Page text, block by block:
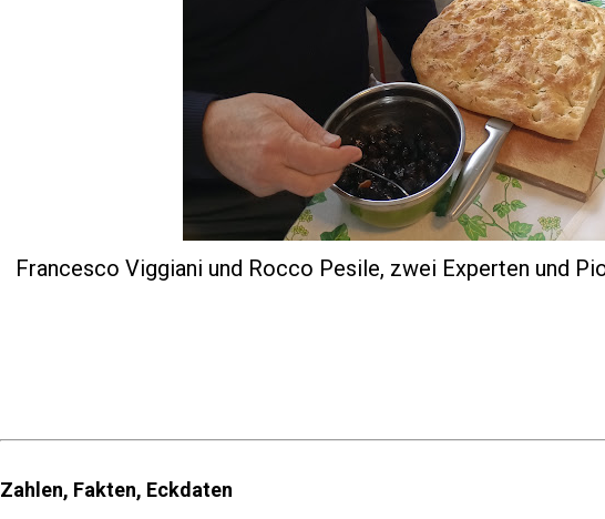
Francesco Viggiani und Rocco Pesile, zwei Experten und
Zahlen, Fakten, Eckdaten